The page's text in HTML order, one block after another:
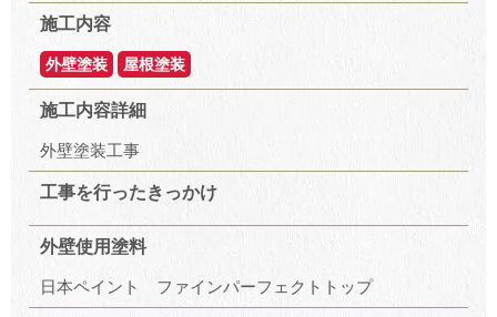
施工内容
外壁塗装 屋根塗装
施工内容詳細
外壁塗装工事
工事を行ったきっかけ
外壁使用塗料
日本ペイント ファインパーフェクトトップ